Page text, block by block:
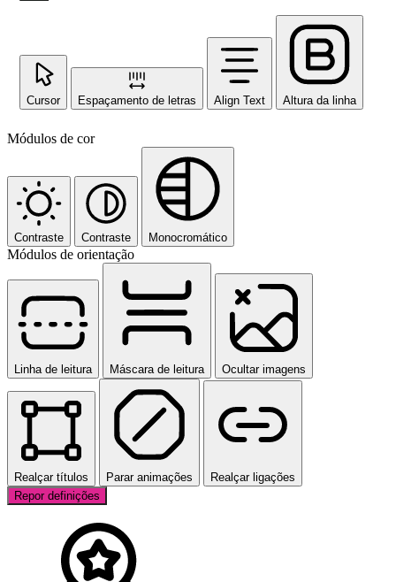
Cursor Espaçamento de letras Align Text Altura da linha
Módulos de cor
Contraste Contraste Monocromático
Módulos de orientação
Linha de leitura Máscara de leitura Ocultar imagens
Realçar títulos Parar animações
Realçar ligações
Repor definições